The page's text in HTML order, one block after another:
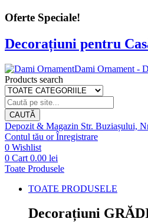
Oferte Speciale!
Decorațiuni pentru
Dami Ornament -
Products search
CAUTĂ
Depozit & Magazin Str. Buziașului,
Contul tău orÎnregistrare
0 Wishlist
0 Cart 0.00 lei
Toate Produsele
TOATE PRODUSELE
Decorațiuni